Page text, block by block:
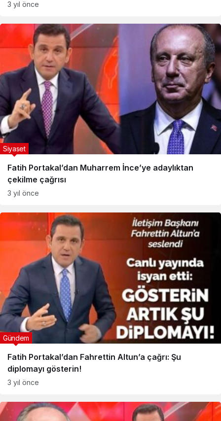
3 yıl önce
Fatih Portakal’dan Muharrem İnce’ye adaylıktan
çekilme çağrısı
Siyaset
3 yıl önce
Fatih Portakal’dan Fahrettin Altun’a çağrı: Şu
diplomayı gösterin!
Gündem
3 yıl önce